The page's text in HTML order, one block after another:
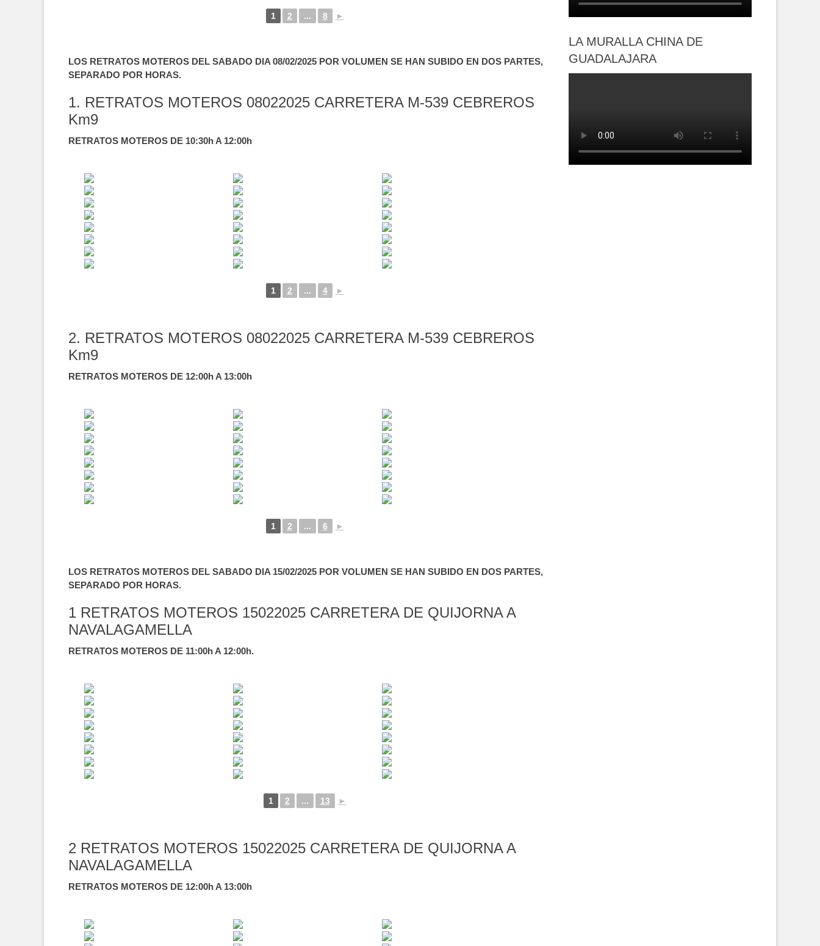
1 2 ... 8 ►
LOS RETRATOS MOTEROS DEL SABADO DIA 08/02/2025 POR VOLUMEN SE HAN SUBIDO EN DOS PARTES,
SEPARADO POR HORAS.
1. RETRATOS MOTEROS 08022025 CARRETERA M-539 CEBREROS
Km9
RETRATOS MOTEROS DE 10:30h A 12:00h
1 2 ... 4 ►
2. RETRATOS MOTEROS 08022025 CARRETERA M-539 CEBREROS
Km9
RETRATOS MOTEROS DE 12:00h A 13:00h
1 2 ... 6 ►
LOS RETRATOS MOTEROS DEL SABADO DIA 15/02/2025 POR VOLUMEN SE HAN SUBIDO EN DOS PARTES,
SEPARADO POR HORAS.
1 RETRATOS MOTEROS 15022025 CARRETERA DE QUIJORNA A
NAVALAGAMELLA
RETRATOS MOTEROS DE 11:00h A 12:00h.
1 2 ... 13 ►
2 RETRATOS MOTEROS 15022025 CARRETERA DE QUIJORNA A
NAVALAGAMELLA
RETRATOS MOTEROS DE 12:00h A 13:00h
LA MURALLA CHINA DE
GUADALAJARA